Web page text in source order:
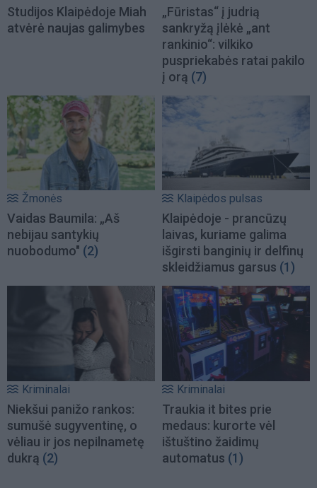
Studijos Klaipėdoje Miah
atvėrė naujas galimybes
„Fūristas“ į judrią
sankryžą įlėkė „ant
rankinio“: vilkiko
puspriekabės ratai pakilo
į orą (7)
Žmonės
Vaidas Baumila: „Aš
nebijau santykių
nuobodumo" (2)
Klaipėdos pulsas
Klaipėdoje - prancūzų
laivas, kuriame galima
išgirsti banginių ir delfinų
skleidžiamus garsus (1)
Kriminalai
Niekšui panižo rankos:
sumušė sugyventinę, o
vėliau ir jos nepilnametę
dukrą (2)
Kriminalai
Traukia it bites prie
medaus: kurorte vėl
ištuštino žaidimų
automatus (1)